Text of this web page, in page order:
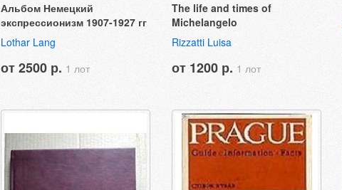
Альбом Немецкий
экспрессионизм 1907-1927 гг
Lothar Lang
от 2500 р. 1 лот
The life and times of
Michelangelo
Rizzatti Luisa
от 1200 р. 1 лот